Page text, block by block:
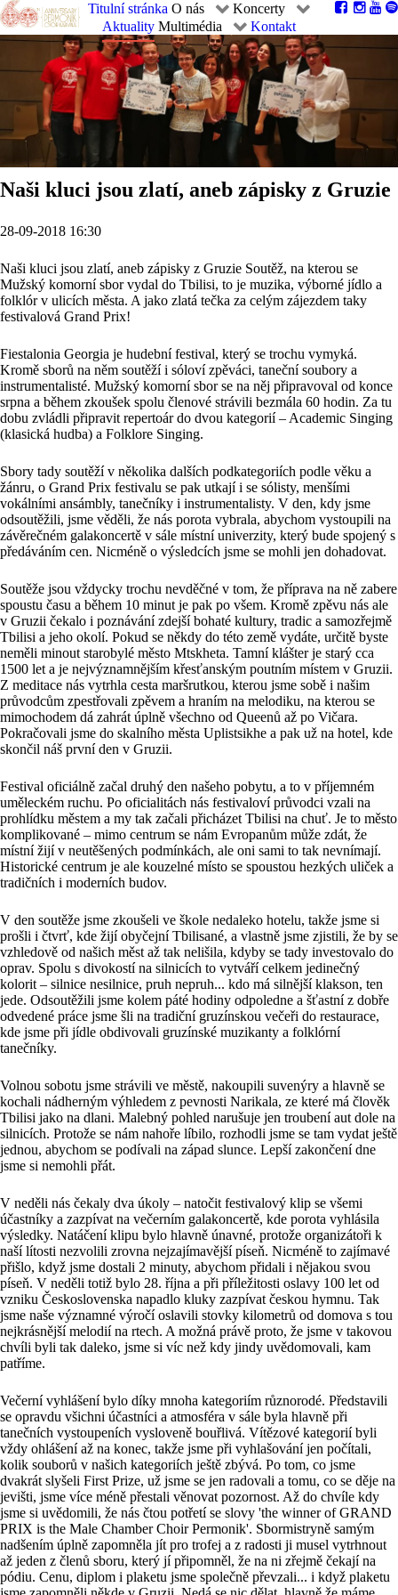
Titulní stránka O nás
Koncerty
Aktuality Multimédia Kontakt
Naši kluci jsou zlatí, aneb zápisky z Gruzie
28-09-2018 16:30
Naši kluci jsou zlatí, aneb zápisky z Gruzie Soutěž, na kterou se
Mužský komorní sbor vydal do Tbilisi, to je muzika, výborné jídlo a
folklór v ulicích města. A jako zlatá tečka za celým zájezdem taky
festivalová Grand Prix!
Fiestalonia Georgia je hudební festival, který se trochu vymyká.
Kromě sborů na něm soutěží i sóloví zpěváci, taneční soubory a
instrumentalisté. Mužský komorní sbor se na něj připravoval od konce
srpna a během zkoušek spolu členové strávili bezmála 60 hodin. Za tu
dobu zvládli připravit repertoár do dvou kategorií – Academic Singing
(klasická hudba) a Folklore Singing.
Sbory tady soutěží v několika dalších podkategoriích podle věku a
žánru, o Grand Prix festivalu se pak utkají i se sólisty, menšími
vokálními ansámbly, tanečníky i instrumentalisty. V den, kdy jsme
odsoutěžili, jsme věděli, že nás porota vybrala, abychom vystoupili na
závěrečném galakoncertě v sále místní univerzity, který bude spojený s
předáváním cen. Nicméně o výsledcích jsme se mohli jen dohadovat.
Soutěže jsou vždycky trochu nevděčné v tom, že příprava na ně zabere
spoustu času a během 10 minut je pak po všem. Kromě zpěvu nás ale
v Gruzii čekalo i poznávání zdejší bohaté kultury, tradic a samozřejmě
Tbilisi a jeho okolí. Pokud se někdy do této země vydáte, určitě byste
neměli minout starobylé město Mtskheta. Tamní klášter je starý cca
1500 let a je nejvýznamnějším křesťanským poutním místem v Gruzii.
Z meditace nás vytrhla cesta maršrutkou, kterou jsme sobě i našim
průvodcům zpestřovali zpěvem a hraním na melodiku, na kterou se
mimochodem dá zahrát úplně všechno od Queenů až po Vičara.
Pokračovali jsme do skalního města Uplistsikhe a pak už na hotel, kde
skončil náš první den v Gruzii.
Festival oficiálně začal druhý den našeho pobytu, a to v příjemném
uměleckém ruchu. Po oficialitách nás festivaloví průvodci vzali na
prohlídku městem a my tak začali přicházet Tbilisi na chuť. Je to město
komplikované – mimo centrum se nám Evropanům může zdát, že
místní žijí v neutěšených podmínkách, ale oni sami to tak nevnímají.
Historické centrum je ale kouzelné místo se spoustou hezkých uliček a
tradičních i moderních budov.
V den soutěže jsme zkoušeli ve škole nedaleko hotelu, takže jsme si
prošli i čtvrť, kde žijí obyčejní Tbilisané, a vlastně jsme zjistili, že by se
vzhledově od našich měst až tak nelišila, kdyby se tady investovalo do
oprav. Spolu s divokostí na silnicích to vytváří celkem jedinečný
kolorit – silnice nesilnice, pruh nepruh... kdo má silnější klakson, ten
jede. Odsoutěžili jsme kolem páté hodiny odpoledne a šťastní z dobře
odvedené práce jsme šli na tradiční gruzínskou večeři do restaurace,
kde jsme při jídle obdivovali gruzínské muzikanty a folklórní
tanečníky.
Volnou sobotu jsme strávili ve městě, nakoupili suvenýry a hlavně se
kochali nádherným výhledem z pevnosti Narikala, ze které má člověk
Tbilisi jako na dlani. Malebný pohled narušuje jen troubení aut dole na
silnicích. Protože se nám nahoře líbilo, rozhodli jsme se tam vydat ještě
jednou, abychom se podívali na západ slunce. Lepší zakončení dne
jsme si nemohli přát.
V neděli nás čekaly dva úkoly – natočit festivalový klip se všemi
účastníky a zazpívat na večerním galakoncertě, kde porota vyhlásila
výsledky. Natáčení klipu bylo hlavně únavné, protože organizátoři k
naší lítosti nezvolili zrovna nejzajímavější píseň. Nicméně to zajímavé
přišlo, když jsme dostali 2 minuty, abychom přidali i nějakou svou
píseň. V neděli totiž bylo 28. října a při příležitosti oslavy 100 let od
vzniku Československa napadlo kluky zazpívat českou hymnu. Tak
jsme naše významné výročí oslavili stovky kilometrů od domova s tou
nejkrásnější melodií na rtech. A možná právě proto, že jsme v takovou
chvíli byli tak daleko, jsme si víc než kdy jindy uvědomovali, kam
patříme.
Večerní vyhlášení bylo díky mnoha kategoriím různorodé. Představili
se opravdu všichni účastníci a atmosféra v sále byla hlavně při
tanečních vystoupeních vysloveně bouřlivá. Vítězové kategorií byli
vždy ohlášení až na konec, takže jsme při vyhlašování jen počítali,
kolik souborů v našich kategoriích ještě zbývá. Po tom, co jsme
dvakrát slyšeli First Prize, už jsme se jen radovali a tomu, co se děje na
jevišti, jsme více méně přestali věnovat pozornost. Až do chvíle kdy
jsme si uvědomili, že nás čtou potřetí se slovy 'the winner of GRAND
PRIX is the Male Chamber Choir Permonik'. Sbormistryně samým
nadšením úplně zapomněla jít pro trofej a z radosti ji musel vytrhnout
až jeden z členů sboru, který jí připomněl, že na ni zřejmě čekají na
pódiu. Cenu, diplom i plaketu jsme společně převzali... i když plaketu